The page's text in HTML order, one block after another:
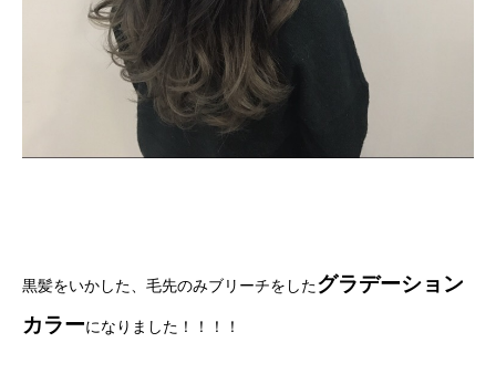
黒髪をいかした、毛先のみブリーチをしたグラデーション
カラーになりました！！！！